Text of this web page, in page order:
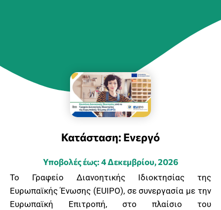
Κατάσταση: Ενεργό
Υποβολές έως: 4 Δεκεμβρίου, 2026
Το Γραφείο Διανοητικής Ιδιοκτησίας της
Ευρωπαϊκής Ένωσης (EUIPO), σε συνεργασία με την
Ευρωπαϊκή Επιτροπή, στο πλαίσιο του